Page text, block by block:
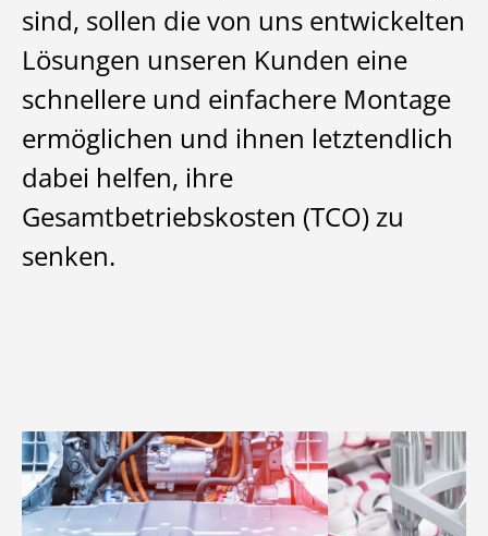
sind, sollen die von uns entwickelten
Lösungen unseren Kunden eine
schnellere und einfachere Montage
ermöglichen und ihnen letztendlich
dabei helfen, ihre
Gesamtbetriebskosten (TCO) zu
senken.